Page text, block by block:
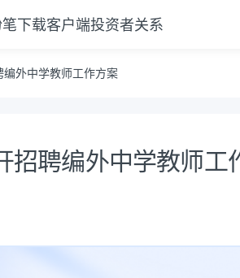
下载客户端投资者关系
编外中学教师工作方案
招聘编外中学教师工